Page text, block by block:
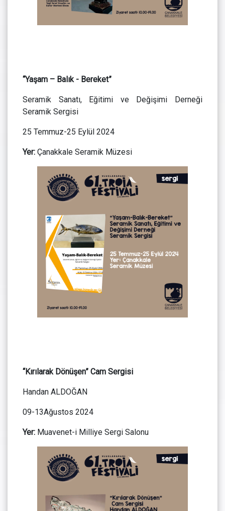
“Yaşam – Balık - Bereket”
Seramik Sanatı, Eğitimi ve Değişimi Derneği
Seramik Sergisi
25 Temmuz-25 Eylül 2024
Yer: Çanakkale Seramik Müzesi
“Kırılarak Dönüşen” Cam Sergisi
Handan ALDOĞAN
09-13Ağustos 2024
Yer: Muavenet-i Milliye Sergi Salonu